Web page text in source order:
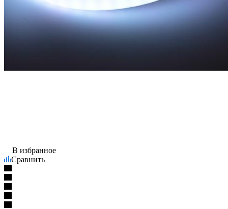
В избранное
Сравнить